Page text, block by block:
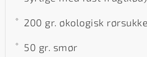
200 gr. økologisk
50 gr. smør